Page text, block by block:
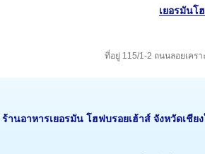
เยอรมันโ
ที่อยู่ 115/1-2 ถนนลอยเคร
ร้านอาหารเยอรมัน โฮฟบรอยเฮ้าส์ จังหวัดเชีย